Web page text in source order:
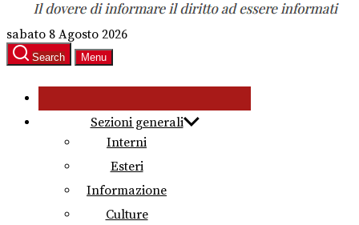
sabato 8 Agosto 2026
Search Menu
Sezioni generali
Interni
Esteri
Informazione
Culture